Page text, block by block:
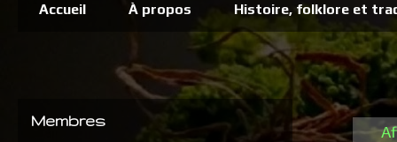
Accueil À propos Histoire, folklore et
Membres